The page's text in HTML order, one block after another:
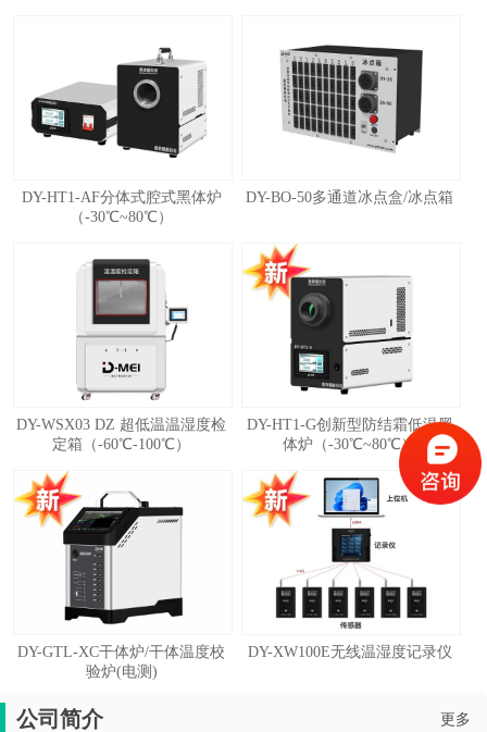
DY-HT1-AF分体式腔式黑体炉
（-30℃~80℃）
DY-BO-50多通道冰点盒/冰点箱
DY-WSX03 DZ 超低温温湿度检
定箱（-60℃-100℃）
DY-HT1-G创新型防结霜低温黑
体炉（-30℃~80℃）
DY-GTL-XC干体炉/干体温度校
验炉(电测)
DY-XW100E无线温湿度记录仪
公司简介 更多